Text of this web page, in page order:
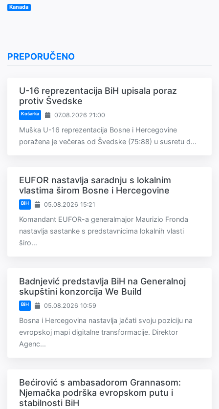
Kanada
PREPORUČENO
U-16 reprezentacija BiH upisala poraz
protiv Švedske
Košarka 07.08.2026 21:00
Muška U-16 reprezentacija Bosne i Hercegovine
poražena je večeras od Švedske (75:88) u susretu d...
EUFOR nastavlja saradnju s lokalnim
vlastima širom Bosne i Hercegovine
BiH 05.08.2026 15:21
Komandant EUFOR-a generalmajor Maurizio Fronda
nastavlja sastanke s predstavnicima lokalnih vlasti
širo...
Badnjević predstavlja BiH na Generalnoj
skupštini konzorcija We Build
BiH 05.08.2026 10:59
Bosna i Hercegovina nastavlja jačati svoju poziciju na
evropskoj mapi digitalne transformacije. Direktor
Agenc...
Bećirović s ambasadorom Grannasom:
Njemačka podrška evropskom putu i
stabilnosti BiH